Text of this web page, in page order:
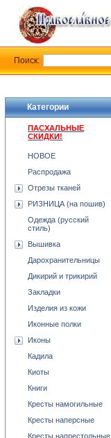
Категории
ПАСХАЛЬНЫЕ
СКИДКИ!
НОВОЕ
Распродажа
Отрезы тканей
РИЗНИЦА (на пошив)
Одежда (русский
стиль)
Вышивка
Дарохранительницы
Дикирий и трикирий
Закладки
Изделия из кожи
Иконные полки
Иконы
Кадила
Киоты
Книги
Кресты намогильные
Кресты наперсные
Кресты напрестольные
Поиск: